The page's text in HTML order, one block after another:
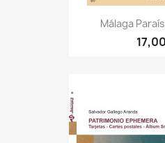
Málaga